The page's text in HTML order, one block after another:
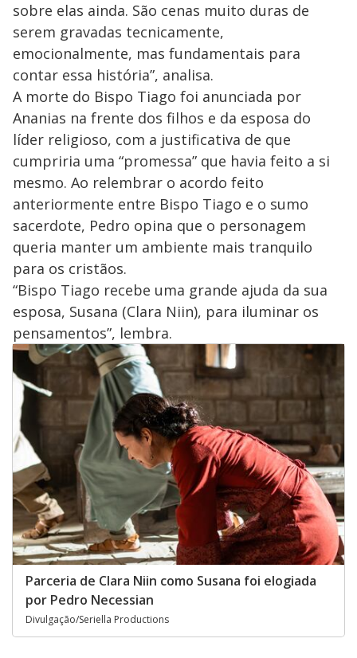
sobre elas ainda. São cenas muito duras de
serem gravadas tecnicamente,
emocionalmente, mas fundamentais para
contar essa história”, analisa.
A morte do Bispo Tiago foi anunciada por
Ananias na frente dos filhos e da esposa do
líder religioso, com a justificativa de que
cumpriria uma “promessa” que havia feito a si
mesmo. Ao relembrar o acordo feito
anteriormente entre Bispo Tiago e o sumo
sacerdote, Pedro opina que o personagem
queria manter um ambiente mais tranquilo
para os cristãos.
“Bispo Tiago recebe uma grande ajuda da sua
esposa, Susana (Clara Niin), para iluminar os
pensamentos”, lembra.
Parceria de Clara Niin como Susana foi elogiada
por Pedro Necessian
Divulgação/Seriella Productions